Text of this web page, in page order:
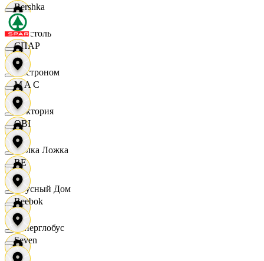
Бристоль
Быстроном
Виктория
Вилка Ложка
Вкусный Дом
Гиперглобус
Bershka
СПАР
M A C
OBI
RE
Reebok
Seven